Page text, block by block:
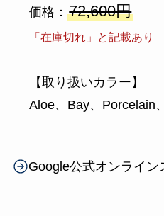
価格：72,600円
「在庫切れ」と記載あり
【取り扱いカラー】
Aloe、Bay、Porcelain
Google公式オンライン